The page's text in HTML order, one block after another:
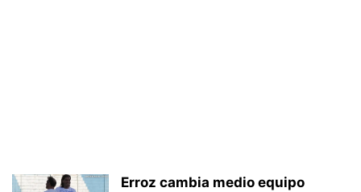
Erroz cambia medio equipo